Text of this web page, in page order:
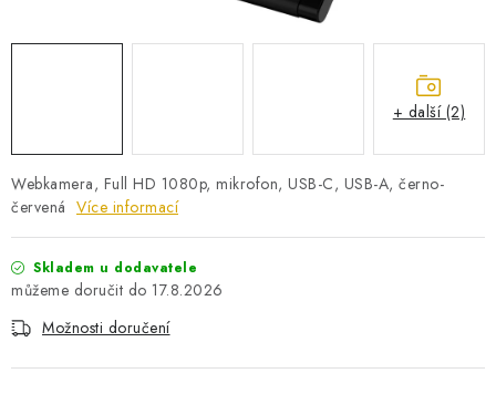
Webkamera, Full HD 1080p, mikrofon, USB-C, USB-A, černo-
červená Více informací
Skladem u dodavatele
17.8.2026
Možnosti doručení
+ další (2)